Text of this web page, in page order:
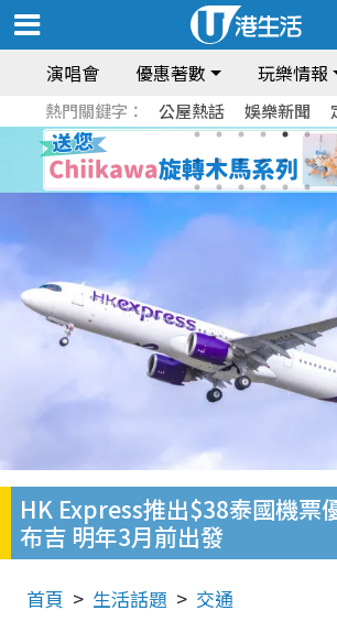
演唱會 優惠著數 玩樂情報
熱門關鍵字： 公屋熱話 娛樂新聞
HK Express推出$38泰國機票
布吉 明年3月前出發
首頁 生活話題 交通